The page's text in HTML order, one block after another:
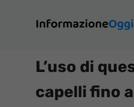
contenuto
L’uso di
capelli fino